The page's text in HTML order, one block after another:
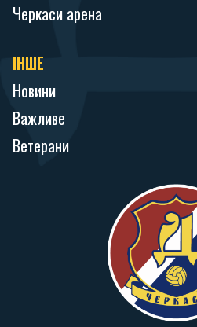
Черкаси арена
ІНШЕ
Новини
Важливе
Ветерани